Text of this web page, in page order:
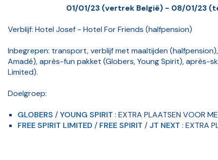
01/01/23 (vertrek België) - 08/01/23
Verblijf: Hotel Josef - Hotel For Friends (halfpension)
Inbegrepen: transport, verblijf met maaltijden
Amadé), après-fun pakket (Globers, Young Spirit), après-
Limited).
Doelgroep:
GLOBERS /YOUNG SPIRIT : EXTRA PLAATSEN VOOR
FREE SPIRIT LIMITED / FREE SPIRIT / JT NEXT : EXTRA